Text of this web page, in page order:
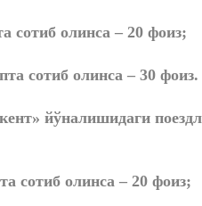
сотиб олинса – 20 фоиз;
сотиб олинса – 30 фоиз.
йўналишидаги
сотиб олинса – 20 фоиз;